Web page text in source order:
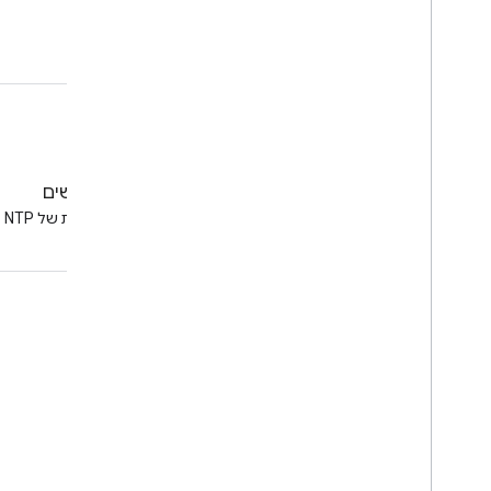
פורום משתמשים
דיונים על בעיות ציבוריות של NTP